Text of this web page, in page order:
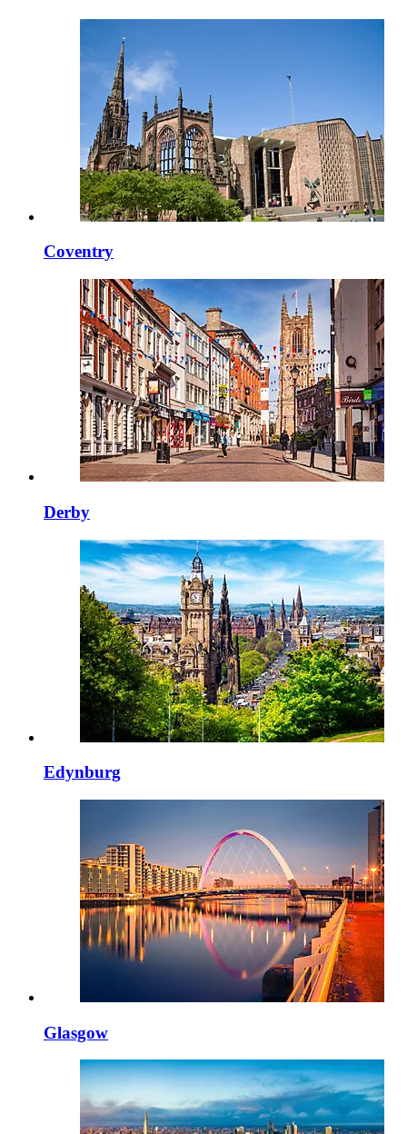
Coventry
Derby
Edynburg
Glasgow